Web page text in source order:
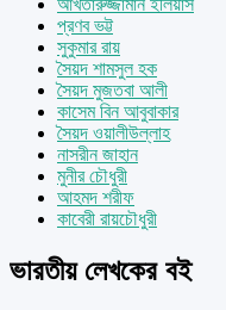
আখতারুজ্জামান ইলিয়াস
প্রণব ভট্ট
সুকুমার রায়
সৈয়দ শামসুল হক
সৈয়দ মুজতবা আলী
কাসেম বিন আবুবাকার
সৈয়দ ওয়ালীউল্লাহ
নাসরীন জাহান
মুনীর চৌধুরী
আহমদ শরীফ
কাবেরী রায়চৌধুরী
ভারতীয় লেখকের বই